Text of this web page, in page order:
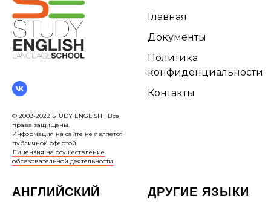
© 2009-2022 STUDY ENGLISH | Все
права защищены.
Информация на сайте не является
публичной офертой.
Лицензия на осуществление
образовательной деятельности
Главная
Документы
Политика
конфиденциальности
Контакты
АНГЛИЙСКИЙ
ДРУГИЕ ЯЗЫКИ